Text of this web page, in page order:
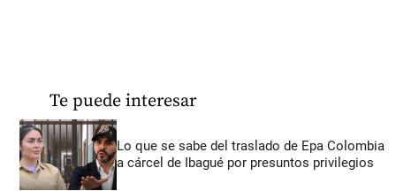
Te puede interesar
Lo que se sabe del traslado de Epa Colombia
a cárcel de Ibagué por presuntos privilegios